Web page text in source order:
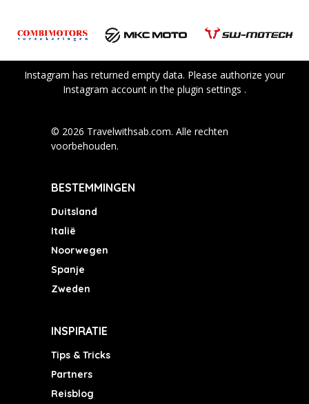
Instagram has returned empty data. Please authorize your
Instagram account in the plugin settings .
© 2026 Travelwithsab.com. Alle rechten
voorbehouden.
BESTEMMINGEN
Duitsland
Italië
Noorwegen
Spanje
Zweden
INSPIRATIE
Tips & Tricks
Partners
Reisblog